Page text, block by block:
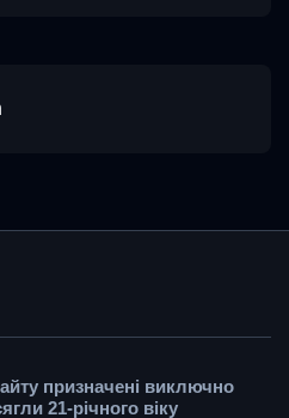
призначені виключно
21-річного віку